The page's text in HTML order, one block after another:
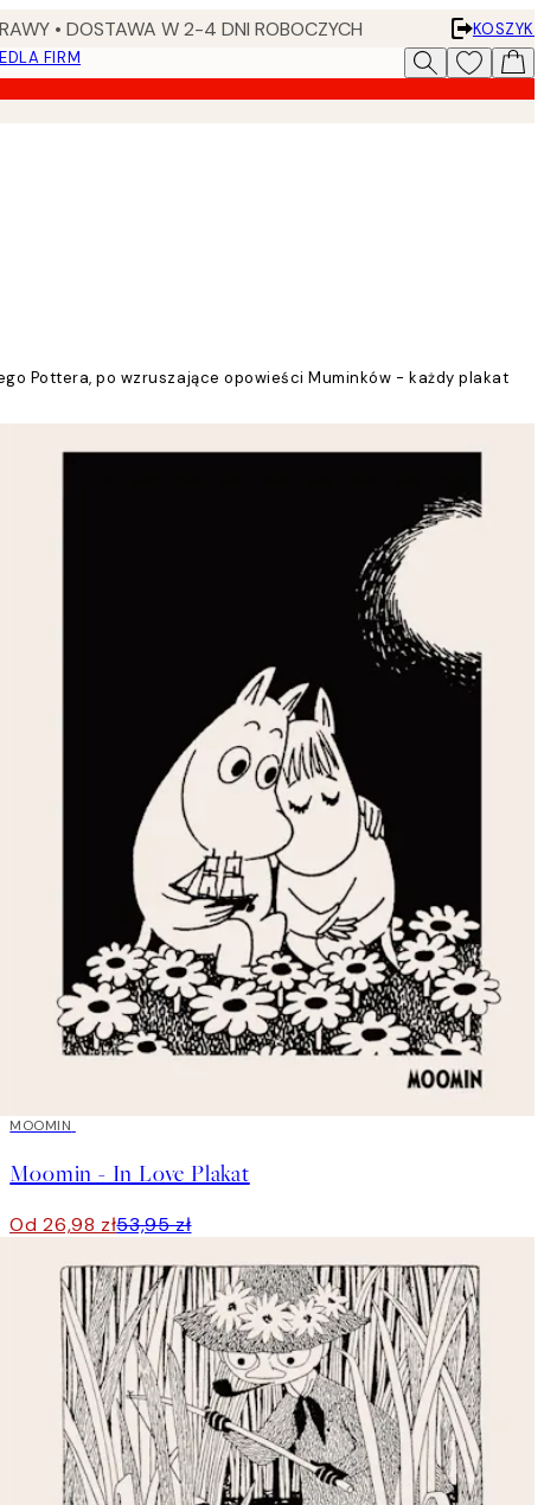
• DOSTAWA W 2-4 DNI ROBOCZYCH
KOSZYK
DLA FIRM
Pottera, po wzruszające opowieści Muminków - każdy plakat
50%*
MOOMIN
Moomin - In Love Plakat
Od 26,98 zł53,95 zł